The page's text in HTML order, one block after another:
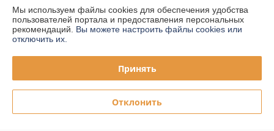
График работы
Полная версия сайта
Политика обработки cookies
Сайт создан на платформе Deal.by
Мы используем файлы cookies для обеспечения удобства
пользователей портала и предоставления персональных
рекомендаций. Вы можете настроить файлы cookies или
отключить их.
Принять
Отклонить